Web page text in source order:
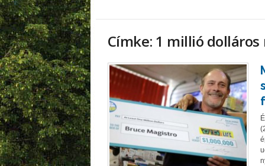
Címke: 1 millió